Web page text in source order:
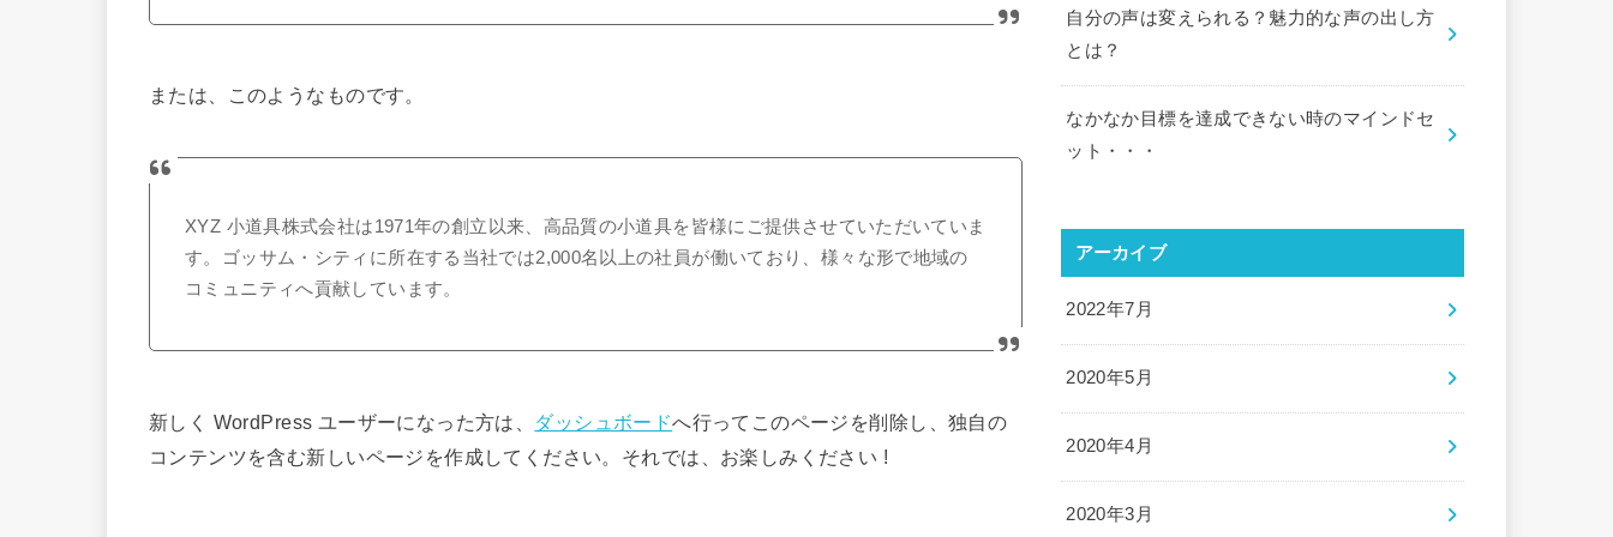
または、このようなものです。
XYZ 小道具株式会社は1971年の創立以来、高品質の小道具を皆様にご提供させていただいていま
す。ゴッサム・シティに所在する当社では2,000名以上の社員が働いており、様々な形で地域の
コミュニティへ貢献しています。
新しく WordPress ユーザーになった方は、 ダッシュボードへ行ってこのページを削除し、独自の
コンテンツを含む新しいページを作成してください。それでは、お楽しみください !
自分の声は変えられる？魅力的な声の出し方
とは？
なかなか目標を達成できない時のマインドセ
ット・・・
アーカイブ
2022年7月
2020年5月
2020年4月
2020年3月